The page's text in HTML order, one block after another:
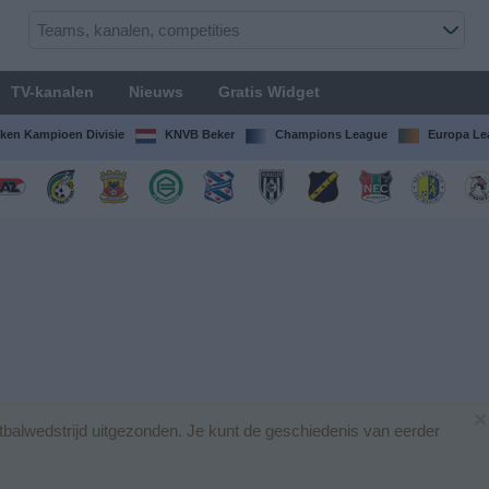
TV-kanalen Nieuws Gratis Widget
Kampioen Divisie KNVB Beker Champions League Europa
uitgezonden. Je kunt de geschiedenis van eerder